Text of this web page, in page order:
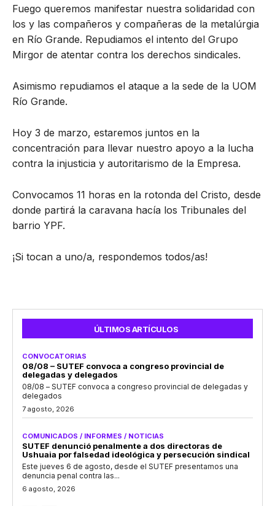
Fuego queremos manifestar nuestra solidaridad con
los y las compañeros y compañeras de la metalúrgia
en Río Grande. Repudiamos el intento del Grupo
Mirgor de atentar contra los derechos sindicales.
Asimismo repudiamos el ataque a la sede de la UOM
Río Grande.
Hoy 3 de marzo, estaremos juntos en la
concentración para llevar nuestro apoyo a la lucha
contra la injusticia y autoritarismo de la Empresa.
Convocamos 11 horas en la rotonda del Cristo, desde
donde partirá la caravana hacía los Tribunales del
barrio YPF.
¡Si tocan a uno/a, respondemos todos/as!
ÚLTIMOS ARTÍCULOS
CONVOCATORIAS
08/08 – SUTEF convoca a congreso provincial de
delegadas y delegados
08/08 – SUTEF convoca a congreso provincial de delegadas y
delegados
7 agosto, 2026
COMUNICADOS / INFORMES / NOTICIAS
SUTEF denunció penalmente a dos directoras de
Ushuaia por falsedad ideológica y persecución sindical
Este jueves 6 de agosto, desde el SUTEF presentamos una
denuncia penal contra las...
6 agosto, 2026